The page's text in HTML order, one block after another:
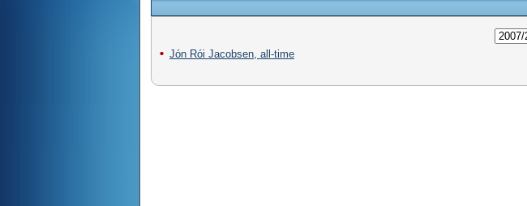
Jón Rói Jacobsen, all-time